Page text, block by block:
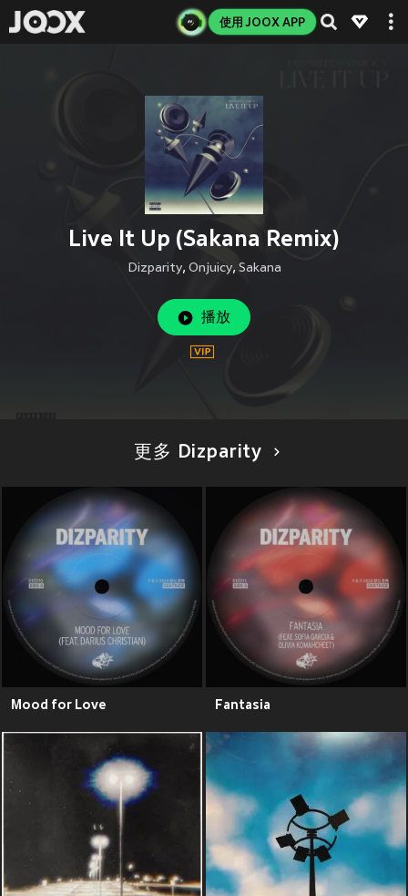
使用 JOOX APP
Live It Up (Sakana Remix)
Dizparity, Onjuicy, Sakana
播放
更多 Dizparity
Mood for Love Fantasia